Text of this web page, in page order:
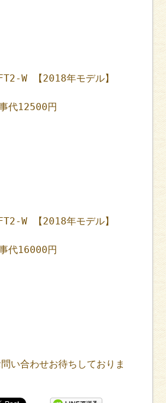
W 【2018年モデル】
代12500円
W 【2018年モデル】
代16000円
い合わせお待ちしておりま